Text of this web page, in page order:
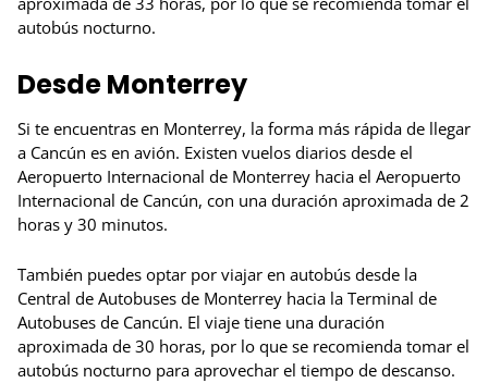
autobús nocturno.
Desde Monterrey
Si te encuentras en Monterrey, la forma más rápida de llegar
a Cancún es en avión. Existen vuelos diarios desde el
Aeropuerto Internacional de Monterrey hacia el Aeropuerto
Internacional de Cancún, con una duración aproximada de 2
horas y 30 minutos.
También puedes optar por viajar en autobús desde la
Central de Autobuses de Monterrey hacia la Terminal de
Autobuses de Cancún. El viaje tiene una duración
aproximada de 30 horas, por lo que se recomienda tomar el
autobús nocturno para aprovechar el tiempo de descanso.